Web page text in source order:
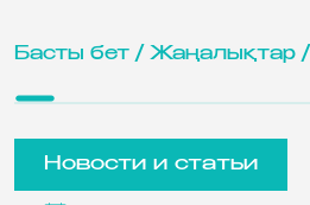
Басты бет / Жаңалықтар /
Новости и статьи